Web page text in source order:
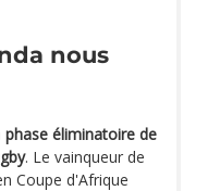
nous
phase éliminatoire de
. Le vainqueur de
Coupe d'Afrique